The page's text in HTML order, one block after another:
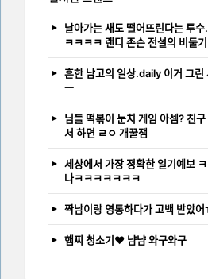
날아가는 새도 떨어뜨린다는 투수.
ㅋㅋㅋㅋ 랜디 존슨 전설의 비둘기
흔한 남고의 일상.daily 이거
ㅡ
님들 떡볶이 눈치 게임 아셈?
서 하면 ㄹㅇ 개꿀잼
세상에서 가장 정확한
나ㅋㅋㅋㅋㅋㅋㅋ
짝남이랑 영통하다가 고백
햄찌 청소기❤️ 냠냠 와구와구